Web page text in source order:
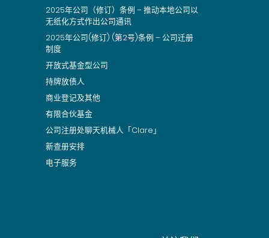
2025年公司（修订）条例 – 推动本地公司以
无纸化方式作出公司通讯
2025年公司(修订) (第2号)条例 – 公司迁册
制度
开放式基金型公司
持牌放债人
商业登记及其他
有限合伙基金
公司注册处聊天机械人「Clare」
新查册安排
电子服务